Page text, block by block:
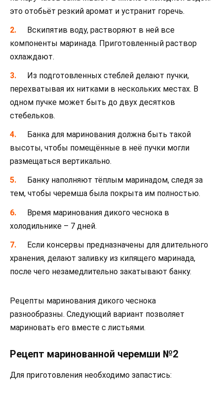
это отобьёт резкий аромат и устранит горечь.
Вскипятив воду, растворяют в ней все
компоненты маринада. Приготовленный раствор
охлаждают.
Из подготовленных стеблей делают пучки,
перехватывая их нитками в нескольких местах. В
одном пучке может быть до двух десятков
стебельков.
Банка для маринования должна быть такой
высоты, чтобы помещённые в неё пучки могли
размещаться вертикально.
Банку наполняют тёплым маринадом, следя за
тем, чтобы черемша была покрыта им полностью.
Время маринования дикого чеснока в
холодильнике – 7 дней.
Если консервы предназначены для длительного
хранения, делают заливку из кипящего маринада,
после чего незамедлительно закатывают банку.
Рецепты маринования дикого чеснока
разнообразны. Следующий вариант позволяет
мариновать его вместе с листьями.
Рецепт маринованной черемши №2
Для приготовления необходимо запастись: